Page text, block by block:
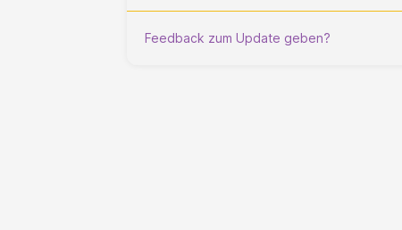
Feedback zum Update geben?